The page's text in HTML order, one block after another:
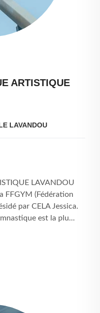
ARTISTIQUE
LAVANDOU
LAVANDOU
FFGYM (Fédération
par CELA Jessica.
est la plu...